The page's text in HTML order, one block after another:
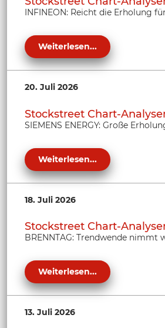
INFINEON: Reicht die Erholung
Weiterlesen...
20. Juli 2026
Stockstreet Chart-
SIEMENS ENERGY: Große
Weiterlesen...
18. Juli 2026
Stockstreet Chart-
BRENNTAG: Trendwende nimmt
Weiterlesen...
13. Juli 2026